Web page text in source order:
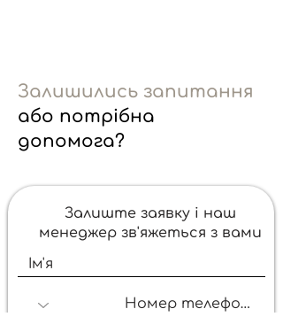
Залишились запитання
або потрібна
допомога?
Залиште заявку і наш
менеджер зв'яжеться з вами